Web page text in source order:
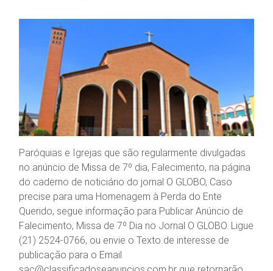
Paróquias e Igrejas que são regularmente divulgadas
no anúncio de Missa de 7º dia, Falecimento, na página
do caderno de noticiário do jornal O GLOBO, Caso
precise para uma Homenagem à Perda do Ente
Querido, segue informação para Publicar Anúncio de
Falecimento, Missa de 7º Dia no Jornal O GLOBO. Ligue
(21) 2524-0766, ou envie o Texto de interesse de
publicação para o Email